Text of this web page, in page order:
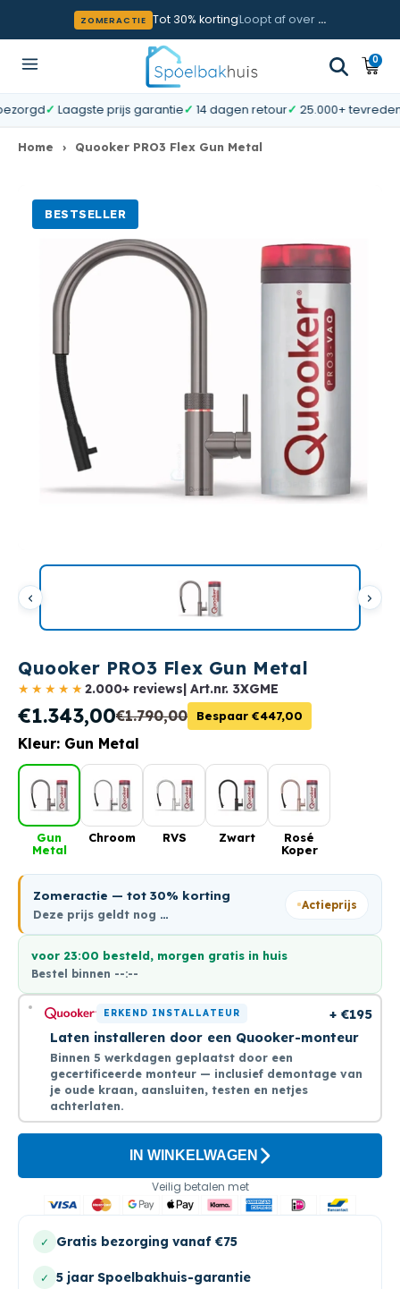
Meteen naar de content
ZOMERACTIE Tot 30% kortingLoopt af over …
00
✓Laagste prijs garantie✓14 dagen retour✓25.000+ tevreden
Home › Quooker PRO3 Flex Gun Metal
BESTSELLER
Quooker PRO3 Flex Gun Metal
★★★★★2.000+ reviews | Art.nr. 3XGME
€1.343,00€1.790,00 Bespaar €447,00
Kleur: Gun Metal
Gun
Metal
Chroom RVS Zwart
Rosé
Koper
Zomeractie — tot 30% korting
Deze prijs geldt nog …
Actieprijs
voor 23:00 besteld, morgen gratis in huis
Bestel binnen --:--
ERKEND INSTALLATEUR
+ €195
Laten installeren door een Quooker-monteur
Binnen 5 werkdagen geplaatst door een
gecertificeerde monteur — inclusief demontage van
je oude kraan, aansluiten, testen en netjes
achterlaten.
IN WINKELWAGEN
Veilig betalen met
✓ Gratis bezorging vanaf €75
✓ 5 jaar Spoelbakhuis-garantie